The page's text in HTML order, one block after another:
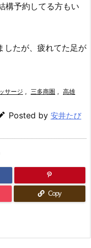
構予約してる方もい
したが、疲れてた足が
サージ , 三多商圏 , 高雄
Posted by 安井たび
Copy